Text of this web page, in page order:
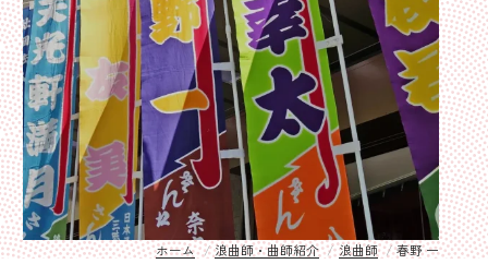
ホーム 浪曲師・曲師紹介 浪曲師 春野 一